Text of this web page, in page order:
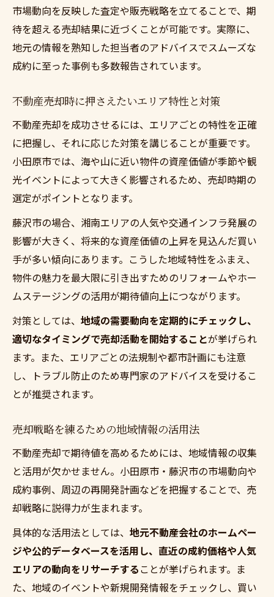
市場動向を反映した査定や販売戦略を立てることで、期
待を超える売却結果に近づくことが可能です。実際に、
地元の情報を熟知した担当者のアドバイスでスムーズな
成約に至った事例も多数報告されています。
不動産売却時に押さえたいエリア特性と対策
不動産売却を成功させるには、エリアごとの特性を正確
に把握し、それに応じた対策を講じることが重要です。
小田原市では、海や山に近い物件の資産価値が季節や観
光イベントによって大きく影響されるため、売却時期の
選定がポイントとなります。
藤沢市の場合、湘南エリアの人気や交通インフラ発展の
影響が大きく、将来的な資産価値の上昇を見込んだ買い
手が多い傾向にあります。こうした地域特性をふまえ、
物件の魅力を最大限に引き出すためのリフォームやホー
ムステージングの活用が期待値向上につながります。
対策としては、 地域の需要動向を定期的にチェックし、
適切なタイミングで売却活動を開始することが挙げられ
ます。また、エリアごとの法規制や都市計画にも注意
し、トラブル防止のため専門家のアドバイスを受けるこ
とが推奨されます。
売却戦略を練るための地域情報の活用法
不動産売却で期待値を高めるためには、地域情報の収集
と活用が欠かせません。小田原市・藤沢市の市場動向や
成約事例、周辺の再開発計画などを把握することで、売
却戦略に説得力が生まれます。
具体的な活用法としては、 地元不動産会社のホームペー
ジや公的データベースを活用し、直近の成約価格や人気
エリアの動向をリサーチすることが挙げられます。ま
た、地域のイベントや新規開発情報をチェックし、買い